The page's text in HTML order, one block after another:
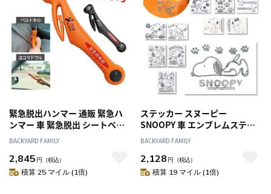
緊急脱出ハンマー 通販 緊急ハ
ンマー 車 緊急脱出 シートベル
ト カッター サイドウィンドウ
ル 車脱出 カー用品 ガラス割り
緊急脱出ツール 脱出ハンマー
BACKYARD FAMILY
2,845 円 （税込）
積算 25 マイル (1倍)
ステッカー スヌーピー
SNOOPY 車 エンブレムステッ
カー エンブレム スーツケース
コシール エンブレム ステッカ
ー カー用品 メタリック ピーナ
BACKYARD FAMILY
2,128 円 （税込）
積算 19 マイル (1倍)